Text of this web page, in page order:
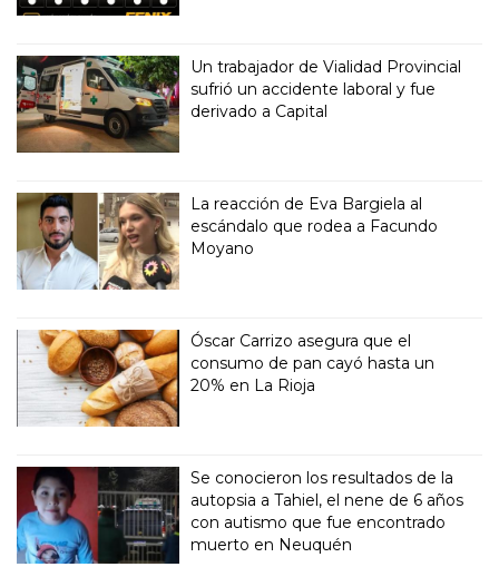
Un trabajador de Vialidad Provincial
sufrió un accidente laboral y fue
derivado a Capital
La reacción de Eva Bargiela al
escándalo que rodea a Facundo
Moyano
Óscar Carrizo asegura que el
consumo de pan cayó hasta un
20% en La Rioja
Se conocieron los resultados de la
autopsia a Tahiel, el nene de 6 años
con autismo que fue encontrado
muerto en Neuquén